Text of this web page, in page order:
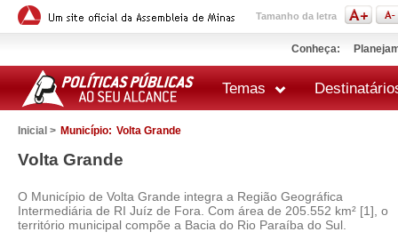
Tamanho da letra
Conheça:
Temas
Inicial > Município: Volta Grande
Volta Grande
O Município de Volta Grande integra a Região Geográfica
Intermediária de RI Juíz de Fora. Com área de 205.552 km² [1], o
território municipal compõe a Bacia do Rio Paraíba do Sul.